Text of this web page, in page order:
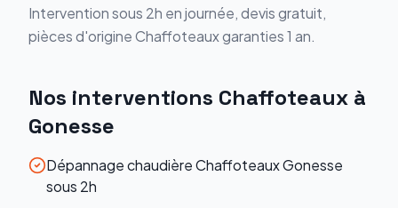
Intervention sous 2h en journée, devis gratuit,
pièces d'origineChaffoteauxgaranties 1 an.
Nos interventions Chaffoteaux à
Gonesse
Dépannage chaudière Chaffoteaux Gonesse
sous 2h